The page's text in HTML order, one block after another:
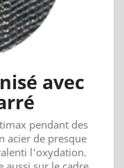
avec
pendant des
acier de presque
l'oxydation.